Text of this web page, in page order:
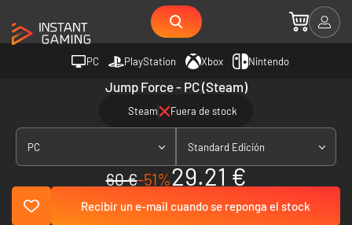
PC PlayStation Xbox Nintendo
Jump Force - PC (Steam)
Steam Fuera de stock
PC Standard Edición
60 €-51%29.21 €
Recibir un e-mail cuando se reponga el stock